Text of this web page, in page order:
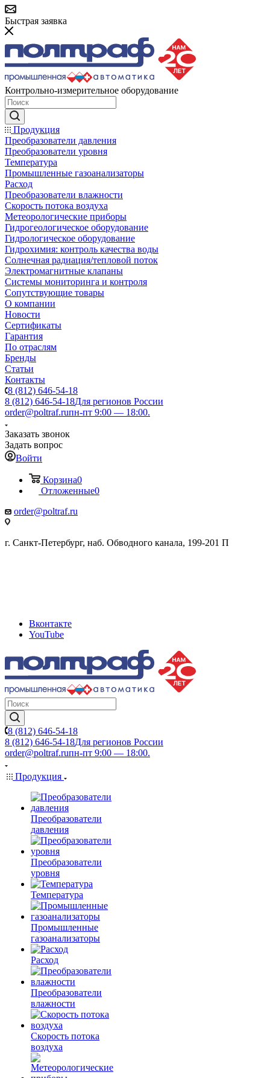
Быстрая заявка
Контрольно-измерительное оборудование
Продукция
Преобразователи давления
Преобразователи уровня
Температура
Промышленные газоанализаторы
Расход
Преобразователи влажности
Скорость потока воздуха
Метеорологические приборы
Гидрогеологическое оборудование
Гидрологическое оборудование
Гидрохимия: контроль качества воды
Солнечная радиация/тепловой поток
Электромагнитные клапаны
Системы мониторинга и контроля
Сопутствующие товары
О компании
Новости
Сертификаты
Гарантия
По отраслям
Бренды
Статьи
Контакты
8 (812) 646-54-18
8 (812) 646-54-18Для регионов России
order@poltraf.ruпн-пт 9:00 — 18:00.
Заказать звонок
Задать вопрос
Войти
Корзина0
Отложенные0
order@poltraf.ru
г. Санкт-Петербург, наб. Обводного канала, 199-201 П
Вконтакте
YouTube
8 (812) 646-54-18
8 (812) 646-54-18Для регионов России
order@poltraf.ruпн-пт 9:00 — 18:00.
Продукция
Преобразователи
давления
Преобразователи
уровня
Температура
Промышленные
газоанализаторы
Расход
Преобразователи
влажности
Скорость потока
воздуха